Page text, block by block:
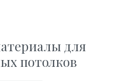
со скидкой, и мы в
вашу квартиру
для
потолков